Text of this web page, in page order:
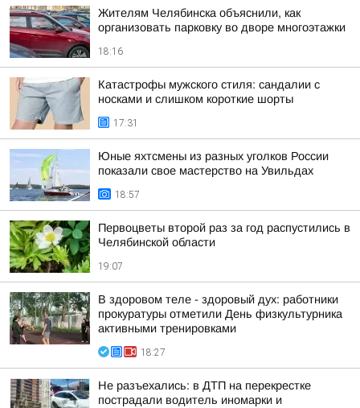
Жителям Челябинска объяснили, как
организовать парковку во дворе многоэтажки
18:16
Катастрофы мужского стиля: сандалии с
носками и слишком короткие шорты
17:31
Юные яхтсмены из разных уголков России
показали свое мастерство на Увильдах
18:57
Первоцветы второй раз за год распустились в
Челябинской области
19:07
В здоровом теле - здоровый дух: работники
прокуратуры отметили День физкультурника
активными тренировками
18:27
Не разъехались: в ДТП на перекрестке
пострадали водитель иномарки и